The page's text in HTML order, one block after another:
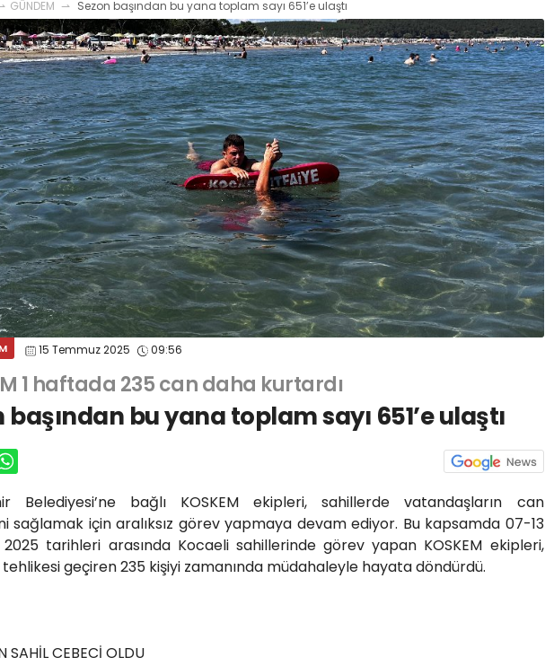
GÜNDEM Sezon başından bu yana toplam sayı 651’e ulaştı
15 Temmuz 2025 09:56
1 haftada 235 can daha kurtardı
başından bu yana toplam sayı 651’e ulaştı
Belediyesi’ne bağlı KOSKEM ekipleri, sahillerde vatandaşların can
sağlamak için aralıksız görev yapmaya devam ediyor. Bu kapsamda 07-13
tarihleri arasında Kocaeli sahillerinde görev yapan KOSKEM ekipleri,
geçiren 235 kişiyi zamanında müdahaleyle hayata döndürdü.
SAHİL CEBECİ OLDU